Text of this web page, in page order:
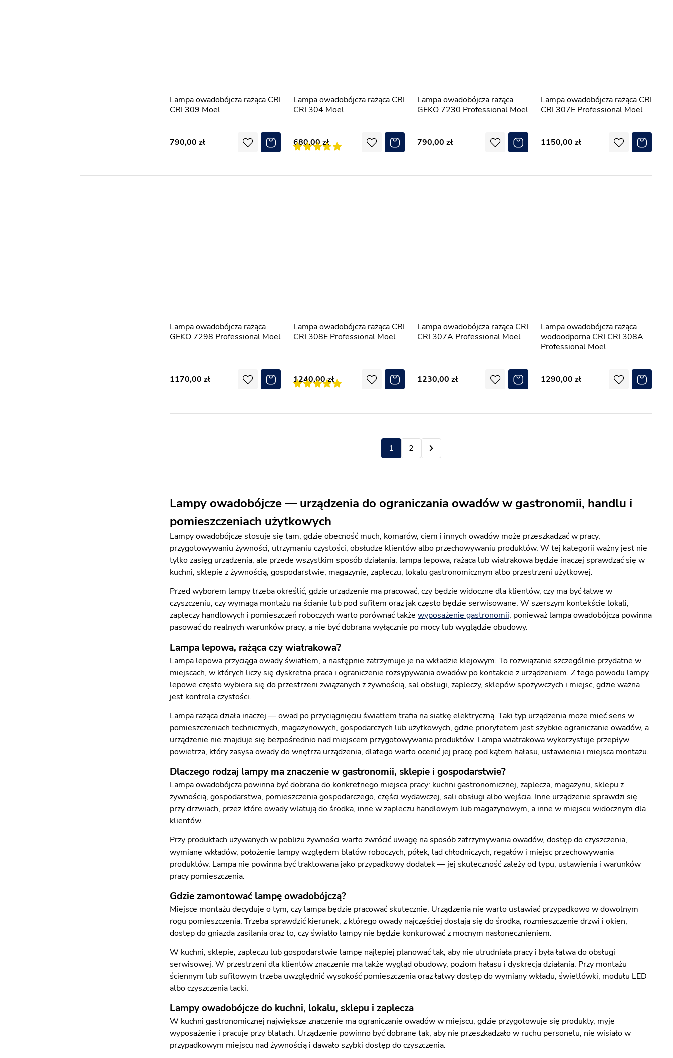
Lampy owadobójcze — urządzenia do ograniczania owadów w gastronomii, handlu i
pomieszczeniach użytkowych
Lampy owadobójcze stosuje się tam, gdzie obecność much, komarów, ciem i innych owadów może przeszkadzać w pracy,
przygotowywaniu żywności, utrzymaniu czystości, obsłudze klientów albo przechowywaniu produktów. W tej kategorii ważny jest nie
tylko zasięg urządzenia, ale przede wszystkim sposób działania: lampa lepowa, rażąca lub wiatrakowa będzie inaczej sprawdzać się w
kuchni, sklepie z żywnością, gospodarstwie, magazynie, zapleczu, lokalu gastronomicznym albo przestrzeni użytkowej.
Przed wyborem lampy trzeba określić, gdzie urządzenie ma pracować, czy będzie widoczne dla klientów, czy ma być łatwe w
czyszczeniu, czy wymaga montażu na ścianie lub pod sufitem oraz jak często będzie serwisowane. W szerszym kontekście lokali,
zapleczy handlowych i pomieszczeń roboczych warto porównać także wyposażenie gastronomii, ponieważ lampa owadobójcza powinna
pasować do realnych warunków pracy, a nie być dobrana wyłącznie po mocy lub wyglądzie obudowy.
Lampa lepowa, rażąca czy wiatrakowa?
Lampa lepowa przyciąga owady światłem, a następnie zatrzymuje je na wkładzie klejowym. To rozwiązanie szczególnie przydatne w
miejscach, w których liczy się dyskretna praca i ograniczenie rozsypywania owadów po kontakcie z urządzeniem. Z tego powodu lampy
lepowe często wybiera się do przestrzeni związanych z żywnością, sal obsługi, zapleczy, sklepów spożywczych i miejsc, gdzie ważna
jest kontrola czystości.
Lampa rażąca działa inaczej — owad po przyciągnięciu światłem trafia na siatkę elektryczną. Taki typ urządzenia może mieć sens w
pomieszczeniach technicznych, magazynowych, gospodarczych lub użytkowych, gdzie priorytetem jest szybkie ograniczanie owadów, a
urządzenie nie znajduje się bezpośrednio nad miejscem przygotowywania produktów. Lampa wiatrakowa wykorzystuje przepływ
powietrza, który zasysa owady do wnętrza urządzenia, dlatego warto ocenić jej pracę pod kątem hałasu, ustawienia i miejsca montażu.
Dlaczego rodzaj lampy ma znaczenie w gastronomii, sklepie i gospodarstwie?
Lampa owadobójcza powinna być dobrana do konkretnego miejsca pracy: kuchni gastronomicznej, zaplecza, magazynu, sklepu z
żywnością, gospodarstwa, pomieszczenia gospodarczego, części wydawczej, sali obsługi albo wejścia. Inne urządzenie sprawdzi się
przy drzwiach, przez które owady wlatują do środka, inne w zapleczu handlowym lub magazynowym, a inne w miejscu widocznym dla
klientów.
Przy produktach używanych w pobliżu żywności warto zwrócić uwagę na sposób zatrzymywania owadów, dostęp do czyszczenia,
wymianę wkładów, położenie lampy względem blatów roboczych, półek, lad chłodniczych, regałów i miejsc przechowywania
produktów. Lampa nie powinna być traktowana jako przypadkowy dodatek — jej skuteczność zależy od typu, ustawienia i warunków
pracy pomieszczenia.
Gdzie zamontować lampę owadobójczą?
Miejsce montażu decyduje o tym, czy lampa będzie pracować skutecznie. Urządzenia nie warto ustawiać przypadkowo w dowolnym
rogu pomieszczenia. Trzeba sprawdzić kierunek, z którego owady najczęściej dostają się do środka, rozmieszczenie drzwi i okien,
dostęp do gniazda zasilania oraz to, czy światło lampy nie będzie konkurować z mocnym nasłonecznieniem.
W kuchni, sklepie, zapleczu lub gospodarstwie lampę najlepiej planować tak, aby nie utrudniała pracy i była łatwa do obsługi
serwisowej. W przestrzeni dla klientów znaczenie ma także wygląd obudowy, poziom hałasu i dyskrecja działania. Przy montażu
ściennym lub sufitowym trzeba uwzględnić wysokość pomieszczenia oraz łatwy dostęp do wymiany wkładu, świetlówki, modułu LED
albo czyszczenia tacki.
Lampy owadobójcze do kuchni, lokalu, sklepu i zaplecza
W kuchni gastronomicznej największe znaczenie ma ograniczanie owadów w miejscu, gdzie przygotowuje się produkty, myje
wyposażenie i pracuje przy blatach. Urządzenie powinno być dobrane tak, aby nie przeszkadzało w ruchu personelu, nie wisiało w
przypadkowym miejscu nad żywnością i dawało szybki dostęp do czyszczenia.
Lampa owadobójcza rażąca CRI
CRI 309 Moel
790,00
Lampa owadobójcza rażąca CRI
CRI 304 Moel
680,00
Lampa owadobójcza rażąca
GEKO 7230 Professional Moel
790,00
Lampa owadobójcza rażąca CRI
CRI 307E Professional Moel
1150,00
Lampa owadobójcza rażąca
GEKO 7298 Professional Moel
1170,00
Lampa owadobójcza rażąca CRI
CRI 308E Professional Moel
1240,00
Lampa owadobójcza rażąca CRI
CRI 307A Professional Moel
1230,00
Lampa owadobójcza rażąca
wodoodporna CRI CRI 308A
Professional Moel
1290,00
1 2